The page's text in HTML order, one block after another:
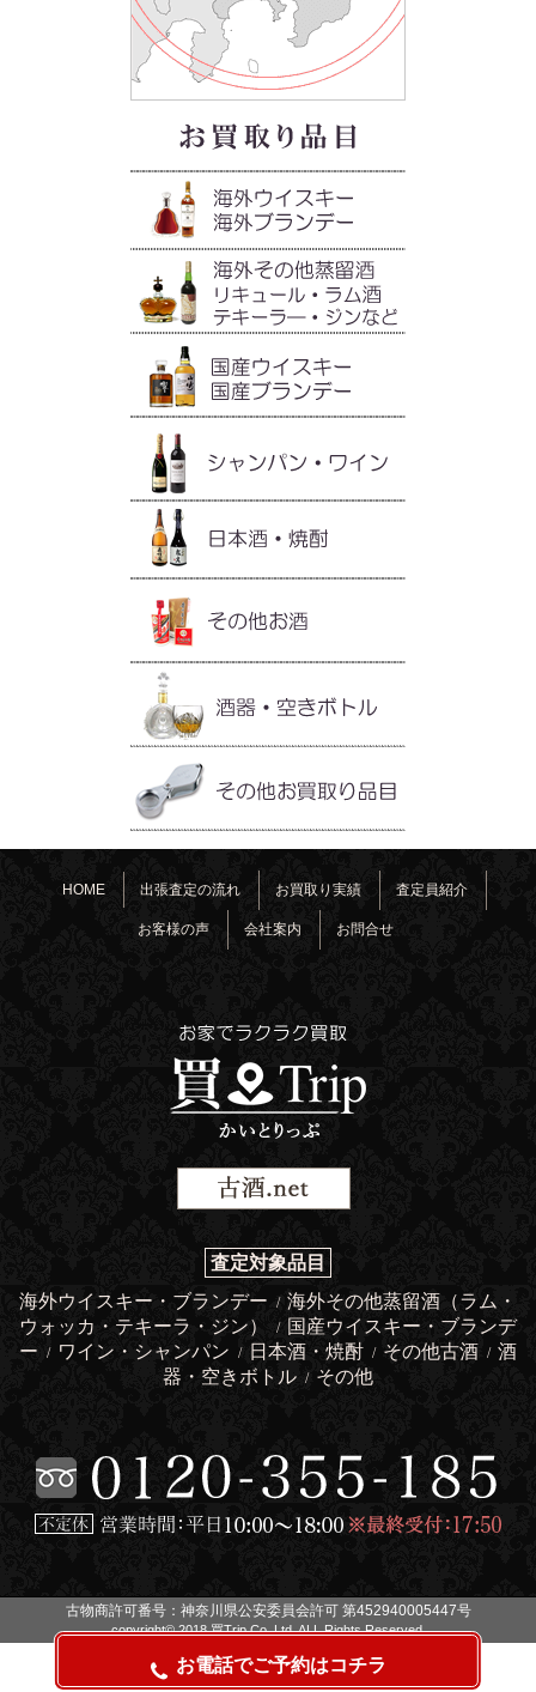
HOME 出張査定の流れ お買取り実績 査定員紹介
お客様の声 会社案内 お問合せ
査定対象品目
海外ウイスキー・ブランデー / 海外その他蒸留酒（ラム・
ウォッカ・テキーラ・ジン）
/ 国産ウイスキー・ブランデ
ー / ワイン・シャンパン / 日本酒・焼酎 / その他古酒 / 酒
器・空きボトル / その他
古物商許可番号：神奈川県公安委員会許可 第452940005447号
copyright© 2018 買Trip Co.,Ltd. ALL Rights Reserved.
お電話でご予約はコチラ